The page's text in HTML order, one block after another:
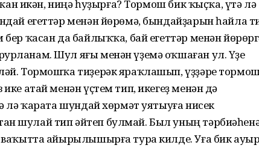
икән, ниңә һуҙырға? Тормош бик ҡыҫҡа, үтә лә
егеттәр менән йөрөмә, бындайҙарын һайла
ҡасан да байлыҡҡа, бай егеттәр менән
Шул яғы менән үҙемә оҡшаған ул. Үҙе
Тормошҡа тиҙерәк яраҡлашып, үҙҙәре
атай менән үҫтем тип, икегеҙ менән дә
лә ҡарата шундай хөрмәт уятыуға нисек
шулай тип әйтеп булмай. Был уның
айырылышырға тура килде. Уға бик ауыр